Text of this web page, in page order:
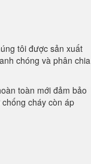
tôi được sản xuất
chóng và phân chia
toàn mới đảm bảo
cháy còn áp